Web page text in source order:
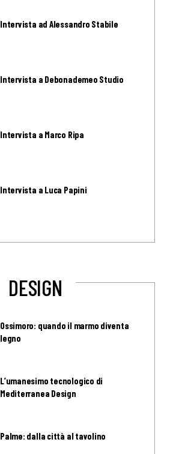
Intervista ad Alessandro Stabile
Intervista a Debonademeo Studio
Intervista a Marco Ripa
Intervista a Luca Papini
DESIGN
Ossimoro: quando il marmo diventa
legno
L’umanesimo tecnologico di
Mediterranea Design
Palme: dalla città al tavolino